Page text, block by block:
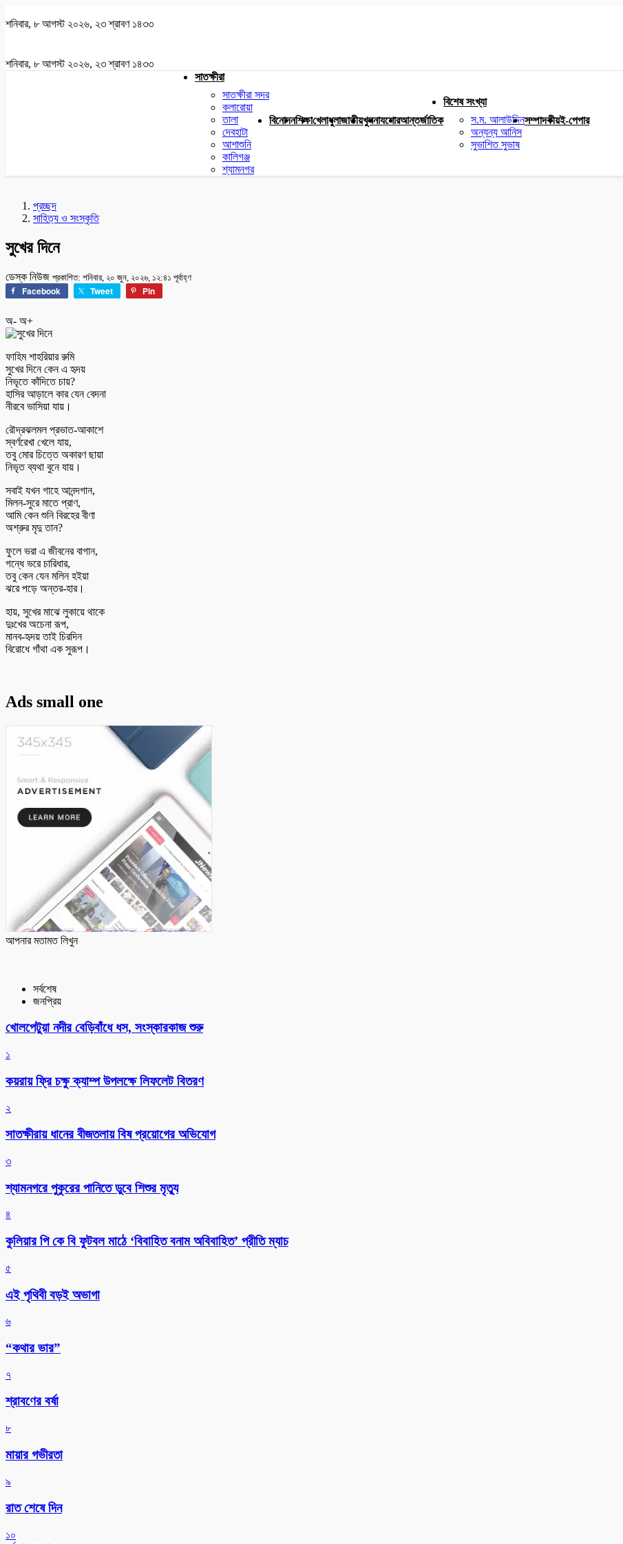
শনিবার, ৮ আগস্ট ২০২৬, ২৩ শ্রাবণ ১৪৩৩
শনিবার, ৮ আগস্ট ২০২৬, ২৩ শ্রাবণ ১৪৩৩
সাতক্ষীরা
সাতক্ষীরা সদর
কলারোয়া
তালা
দেবহাটা
আশাশুনি
কালিগঞ্জ
শ্যামনগর
বিনোদনশিক্ষাখেলাধুলাজাতীয়খুলনাযশোরআন্তর্জাতিক
বিশেষ সংখ্যা
স.ম. আলাউদ্দিন
অন্যন্য আনিস
সুভাশিত সুভাষ
সম্পাদকীয়ই-পেপার
প্রচ্ছদ
সাহিত্য ও সংস্কৃতি
সুখের দিনে
ডেস্ক নিউজ প্রকাশিত: শনিবার, ২০ জুন, ২০২৬, ১২:৪১ পূর্বাহ্ণ
Facebook Tweet Pin
অ- অ+
ফাহিম শাহরিয়ার রুমি
সুখের দিনে কেন এ হৃদয়
নিভৃতে কাঁদিতে চায়?
হাসির আড়ালে কার যেন বেদনা
নীরবে ভাসিয়া যায়।
রৌদ্রঝলমল প্রভাত-আকাশে
স্বর্ণরেখা খেলে যায়,
তবু মোর চিত্তে অকারণ ছায়া
নিভৃত ব্যথা বুনে যায়।
সবাই যখন গাহে আনন্দগান,
মিলন-সুরে মাতে প্রাণ,
আমি কেন শুনি বিরহের বীণা
অশ্রুর মৃদু তান?
ফুলে ভরা এ জীবনের বাগান,
গন্ধে ভরে চারিধার,
তবু কেন যেন মলিন হইয়া
ঝরে পড়ে অন্তর-হার।
হায়, সুখের মাঝে লুকায়ে থাকে
দুঃখের অচেনা রূপ,
মানব-হৃদয় তাই চিরদিন
বিরোধে গাঁথা এক সুরূপ।
Ads small one
আপনার মতামত লিখুন
সর্বশেষ
জনপ্রিয়
খোলপেটুয়া নদীর বেড়িবাঁধে ধস, সংস্কারকাজ শুরু
১
কয়রায় ফ্রি চক্ষু ক্যাম্প উপলক্ষে লিফলেট বিতরণ
২
সাতক্ষীরায় ধানের বীজতলায় বিষ প্রয়োগের অভিযোগ
৩
শ্যামনগরে পুকুরের পানিতে ডুবে শিশুর মৃত্যু
৪
কুলিয়ার পি কে বি ফুটবল মাঠে ‘বিবাহিত বনাম অবিবাহিত’ প্রীতি ম্যাচ
৫
এই পৃথিবী বড়ই অভাগা
৬
“কথার ভার”
৭
শ্রাবণের বর্ষা
৮
মায়ার গভীরতা
৯
রাত শেষে দিন
১০